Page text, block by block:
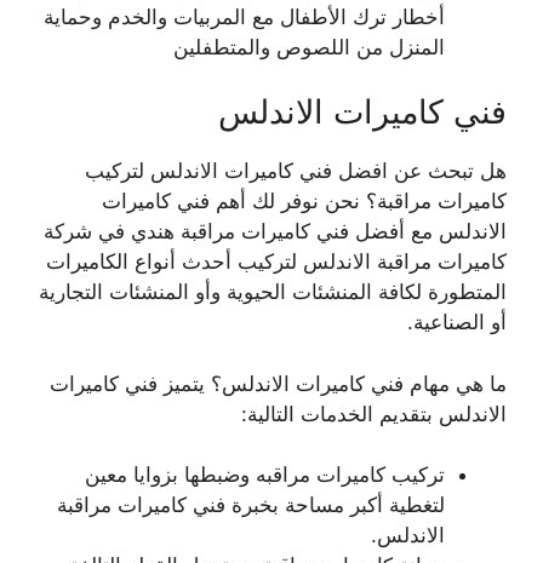
أخطار ترك الأطفال مع المربيات والخدم وحماية
المنزل من اللصوص والمتطفلين
فني كاميرات الاندلس
هل تبحث عن افضل فني كاميرات الاندلس لتركيب
كاميرات مراقبة؟ نحن نوفر لك أهم فني كاميرات
الاندلس مع أفضل فني كاميرات مراقبة هندي في شركة
كاميرات مراقبة الاندلس لتركيب أحدث أنواع الكاميرات
المتطورة لكافة المنشئات الحيوية وأو المنشئات التجارية
أو الصناعية.
ما هي مهام فني كاميرات الاندلس؟ يتميز فني كاميرات
الاندلس بتقديم الخدمات التالية:
تركيب كاميرات مراقبه وضبطها بزوايا معين
لتغطية أكبر مساحة بخبرة فني كاميرات مراقبة
الاندلس.